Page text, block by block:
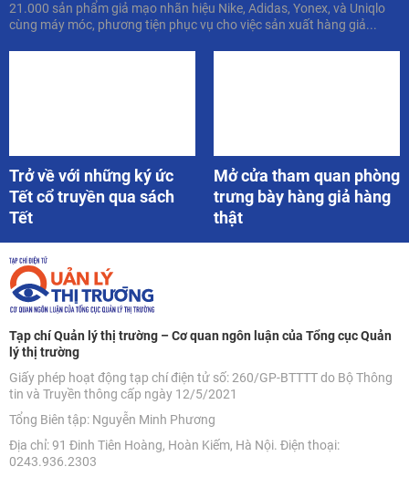
21.000 sản phẩm giả mạo nhãn hiệu Nike, Adidas, Yonex, và Uniqlo
cùng máy móc, phương tiện phục vụ cho việc sản xuất hàng giả...
Trở về với những ký ức
Tết cổ truyền qua sách
Tết
Mở cửa tham quan phòng
trưng bày hàng giả hàng
thật
Tạp chí Quản lý thị trường – Cơ quan ngôn luận của Tổng cục Quản
lý thị trường
Giấy phép hoạt động tạp chí điện tử số: 260/GP-BTTTT do Bộ Thông
tin và Truyền thông cấp ngày 12/5/2021
Tổng Biên tập: Nguyễn Minh Phương
Địa chỉ: 91 Đinh Tiên Hoàng, Hoàn Kiếm, Hà Nội. Điện thoại:
0243.936.2303